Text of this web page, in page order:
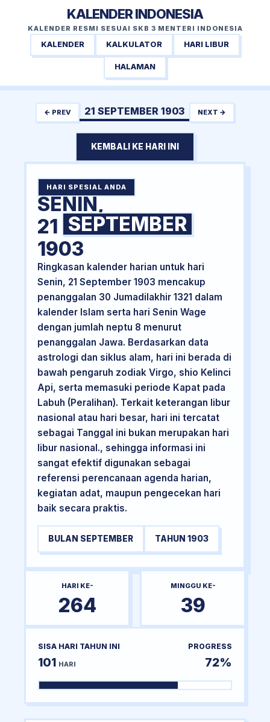
KALENDER INDONESIA
KALENDER RESMI SESUAI SKB 3 MENTERI INDONESIA
KALENDER KALKULATOR HARI LIBUR
HALAMAN
← PREV 21 SEPTEMBER 1903 NEXT →
KEMBALI KE HARI INI
HARI SPESIAL ANDA
SENIN,
21 SEPTEMBER
1903
Ringkasan kalender harian untuk hari
Senin, 21 September 1903 mencakup
penanggalan 30 Jumadilakhir 1321 dalam
kalender Islam serta hari Senin Wage
dengan jumlah neptu 8 menurut
penanggalan Jawa. Berdasarkan data
astrologi dan siklus alam, hari ini berada di
bawah pengaruh zodiak Virgo, shio Kelinci
Api, serta memasuki periode Kapat pada
Labuh (Peralihan). Terkait keterangan libur
nasional atau hari besar, hari ini tercatat
sebagai Tanggal ini bukan merupakan hari
libur nasional., sehingga informasi ini
sangat efektif digunakan sebagai
referensi perencanaan agenda harian,
kegiatan adat, maupun pengecekan hari
baik secara praktis.
BULAN SEPTEMBER TAHUN 1903
HARI KE-
264
MINGGU KE-
39
SISA HARI TAHUN INI
101 HARI
PROGRESS
72%